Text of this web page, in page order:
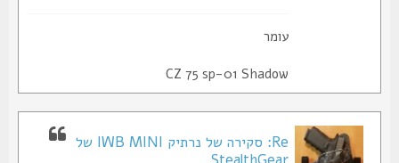
CZ 75 sp-01 Shadow
Re: סקירה של נרתיק IWB MINI של